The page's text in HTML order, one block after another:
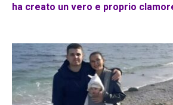
ha creato un vero e proprio